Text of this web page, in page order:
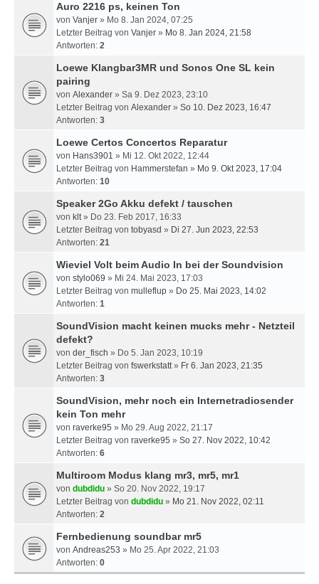
Auro 2216 ps, keinen Ton
von Vanjer » Mo 8. Jan 2024, 07:25
Letzter Beitrag von Vanjer » Mo 8. Jan 2024, 21:58
Antworten: 2
Loewe Klangbar3MR und Sonos One SL kein
pairing
von Alexander » Sa 9. Dez 2023, 23:10
Letzter Beitrag von Alexander » So 10. Dez 2023, 16:47
Antworten: 3
Loewe Certos Concertos Reparatur
von Hans3901 » Mi 12. Okt 2022, 12:44
Letzter Beitrag von Hammerstefan » Mo 9. Okt 2023, 17:04
Antworten: 10
Speaker 2Go Akku defekt / tauschen
von klt» Do 23. Feb 2017, 16:33
Letzter Beitrag von tobyasd » Di 27. Jun 2023, 22:53
Antworten: 21
Wieviel Volt beim Audio In bei der Soundvision
von stylo069 » Mi 24. Mai 2023, 17:03
Letzter Beitrag von mulleflup » Do 25. Mai 2023, 14:02
Antworten: 1
SoundVision macht keinen mucks mehr - Netzteil
defekt?
von der_fisch » Do 5. Jan 2023, 10:19
Letzter Beitrag von fswerkstatt» Fr 6. Jan 2023, 21:35
Antworten: 3
SoundVision, mehr noch ein Internetradiosender
kein Ton mehr
von raverke95 » Mo 29. Aug 2022, 21:17
Letzter Beitrag von raverke95 » So 27. Nov 2022, 10:42
Antworten: 6
Multiroom Modus klang mr3, mr5, mr1
von dubdidu » So 20. Nov 2022, 19:17
Letzter Beitrag von dubdidu » Mo 21. Nov 2022, 02:11
Antworten: 2
Fernbedienung soundbar mr5
von Andreas253 » Mo 25. Apr 2022, 21:03
Antworten: 0